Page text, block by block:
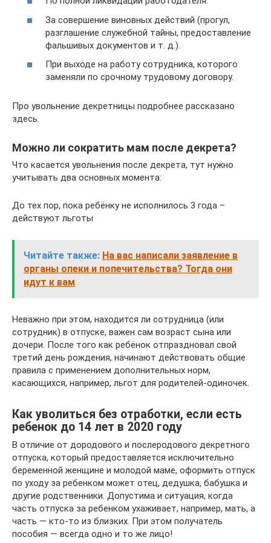
За совершение виновных действий (прогул,
разглашение служебной тайны, предоставление
фальшивых документов и т. д.).
При выходе на работу сотрудника, которого
заменяли по срочному трудовому договору.
Про увольнение декретницы подробнее рассказано
здесь.
Можно ли сократить мам после декрета?
Что касается увольнения после декрета, тут нужно
учитывать два основных момента:
До тех пор, пока ребёнку не исполнилось 3 года –
действуют льготы
Читайте также: На вас написали заявление в
органы опеки и попечительства? Тогда они
идут к вам
Неважно при этом, находится ли сотрудница (или
сотрудник) в отпуске, важен сам возраст сына или
дочери. После того как ребёнок отпраздновал свой
третий день рождения, начинают действовать общие
правила с применением дополнительных норм,
касающихся, например, льгот для родителей-одиночек.
Как уволиться без отработки, если есть
ребенок до 14 лет в 2020 году
В отличие от дородового и послеродового декретного
отпуска, который предоставляется исключительно
беременной женщине и молодой маме, оформить отпуск
по уходу за ребенком может отец, дедушка, бабушка и
другие родственники. Допустима и ситуация, когда
часть отпуска за ребенком ухаживает, например, мать, а
часть — кто-то из близких. При этом получатель
пособия — всегда одно и то же лицо!